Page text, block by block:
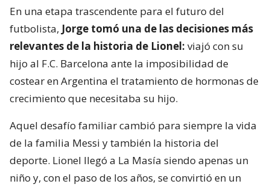
En una etapa trascendente para el futuro del
futbolista, Jorge tomó una de las decisiones más
relevantes de la historia de Lionel: viajó con su
hijo al F.C. Barcelona ante la imposibilidad de
costear en Argentina el tratamiento de hormonas de
crecimiento que necesitaba su hijo.
Aquel desafío familiar cambió para siempre la vida
de la familia Messi y también la historia del
deporte. Lionel llegó a La Masía siendo apenas un
niño y, con el paso de los años, se convirtió en un